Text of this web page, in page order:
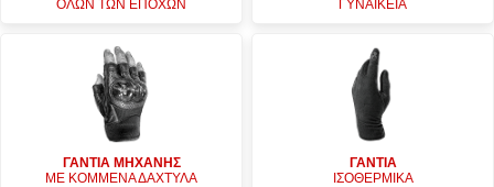
ΟΛΩΝ ΤΩΝ ΕΠΟΧΩΝ
ΓΥΝΑΙΚΕΙΑ
ΓΑΝΤΙΑ ΜΗΧΑΝΗΣ
ΜΕ ΚΟΜΜΕΝΑ ΔΑΧΤΥΛΑ
ΓΑΝΤΙΑ
ΙΣΟΘΕΡΜΙΚΑ